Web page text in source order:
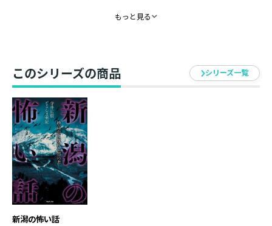
ーネットで知った情報を元に向かった森でうごめいてい
●賽の河原(新潟市)
子供を流産し、希望を失った女性が向かった先は、あの
世とこの世のはざまと言われる場所。子供たちが見た彼
女の姿は「鬼」だったのだろうか……
●花火(長岡市)
新潟旅行に出かけた女性は、一人の青年から花火大会を
観ることを勧められる。花火の轟音と共に、会場に姿を
現した青年はこの世のものではなかった。
もっと見る
このシリーズの商品 シリーズ一覧
新潟の怖い話